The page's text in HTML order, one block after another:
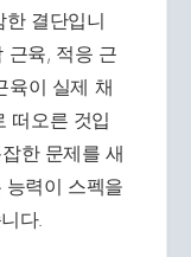
결단입니
근육, 적응 근
육이 실제 채
떠오른 것입
한 문제를 새
력이 스펙을
다.